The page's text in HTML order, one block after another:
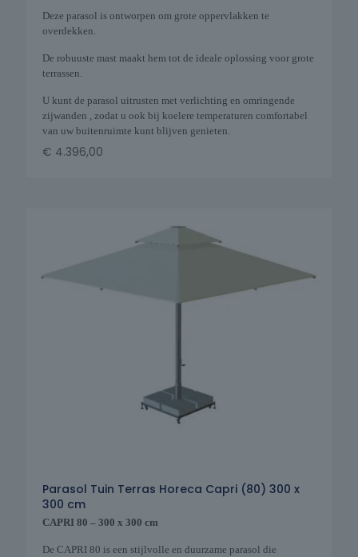
Deze parasol is ontworpen om grote oppervlakken te
overdekken.
De robuuste mast maakt hem tot de ideale oplossing voor grote
terrassen.
U kunt de parasol uitrusten met verlichting en omringende
zijwanden , zodat u ook bij koelere temperaturen comfortabel
van uw buitenruimte kunt blijven genieten.
€ 4.396,00
Parasol Tuin Terras Horeca Capri (80) 300 x
300 cm
CAPRI 80 – 300 x 300 cm
De CAPRI 80 is een stijlvolle en duurzame parasol die